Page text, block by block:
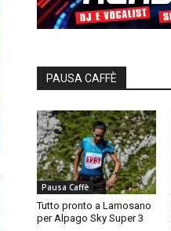
PAUSA CAFFÈ
Pausa Caffè
Tutto pronto a Lamosano
per Alpago Sky Super 3